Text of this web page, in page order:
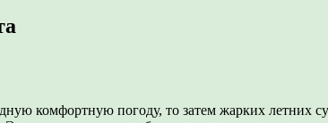
комфортную погоду, то затем жарких летних